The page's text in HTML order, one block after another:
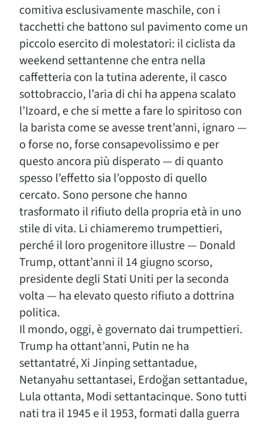
comitiva esclusivamente maschile, con i
tacchetti che battono sul pavimento come un
piccolo esercito di molestatori: il ciclista da
weekend settantenne che entra nella
caffetteria con la tutina aderente, il casco
sottobraccio, l’aria di chi ha appena scalato
l’Izoard, e che si mette a fare lo spiritoso con
la barista come se avesse trent’anni, ignaro —
o forse no, forse consapevolissimo e per
questo ancora più disperato — di quanto
spesso l’effetto sia l’opposto di quello
cercato. Sono persone che hanno
trasformato il rifiuto della propria età in uno
stile di vita. Li chiameremo trumpettieri,
perché il loro progenitore illustre — Donald
Trump, ottant’anni il 14 giugno scorso,
presidente degli Stati Uniti per la seconda
volta — ha elevato questo rifiuto a dottrina
politica.
Il mondo, oggi, è governato dai trumpettieri.
Trump ha ottant’anni, Putin ne ha
settantatré, Xi Jinping settantadue,
Netanyahu settantasei, Erdoğan settantadue,
Lula ottanta, Modi settantacinque. Sono tutti
nati tra il 1945 e il 1953, formati dalla guerra